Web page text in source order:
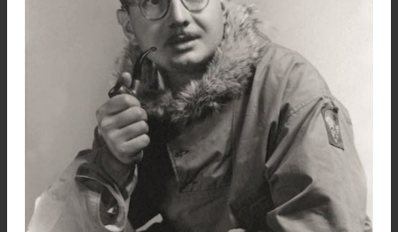
vivía en ese momento, la construcción de
laboratorios científicos a pesar de la
reinante, hizo que fueran mejores las
que antes de la guerra, en cuanto a la
investigativa impulsado por Pierre Auger
en el mundo, en diseñar y estudiar rayos
de altas energías) y Joseph Pérès
francés, y uno de los fundadores del Institut
Hautes Études Scientifiques y su primer